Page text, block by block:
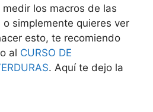
los macros de las
simplemente quieres ver
esto, te recomiendo
al CURSO DE
. Aquí te dejo la